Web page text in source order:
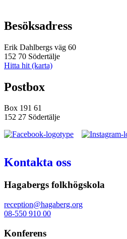
Besöksadress
Erik Dahlbergs väg 60
152 70 Södertälje
Hitta hit (karta)
Postbox
Box 191 61
152 27 Södertälje
Kontakta oss
Hagabergs folkhögskola
reception@hagaberg.org
08-550 910 00
Konferens